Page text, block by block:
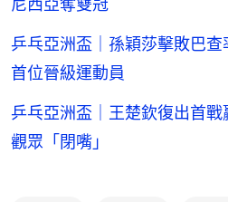
尼西亞奪雙冠
乒乓亞洲盃｜孫穎莎擊敗巴
首位晉級運動員
乒乓亞洲盃｜王楚欽復出首
觀眾「閉嘴」